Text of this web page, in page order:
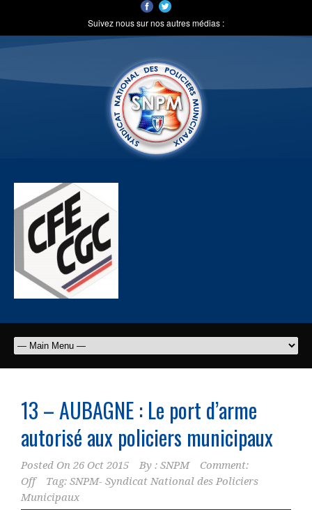
Suivez nous sur nos autres médias :
13 – AUBAGNE : Le port d’arme
autorisé aux policiers municipaux
Posted On 26 Oct 2015 By : SNPM
Comment:
Off
Tag: SNPM- Syndicat National des Policiers
Municipaux